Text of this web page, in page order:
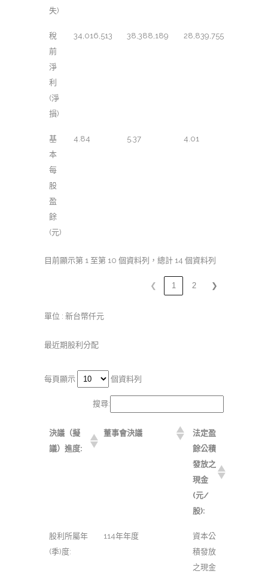
失)
稅
前
淨
利
(淨
損)
34,016,513 38,388,189 28,839,755
基
本
每
股
盈
餘
(元)
4.84 5.37 4.01
目前顯示第 1 至第 10 個資料列，總計 14 個資料列
❮ 1 2 ❯
單位 : 新台幣仟元
最近期股利分配
每頁顯示 個資料列
搜尋:
決議（擬
議）進度:
董事會決議
法定盈
餘公積
發放之
現金
(元/
股):
股利所屬年
(季)度:
114年年度
資本公
積發放
之現金